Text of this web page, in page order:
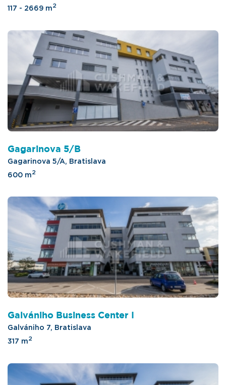
117 - 2669 m2
Gagarinova 5/B
Gagarinova 5/A, Bratislava
600 m2
Galvániho Business Center I
Galvániho 7, Bratislava
317 m2